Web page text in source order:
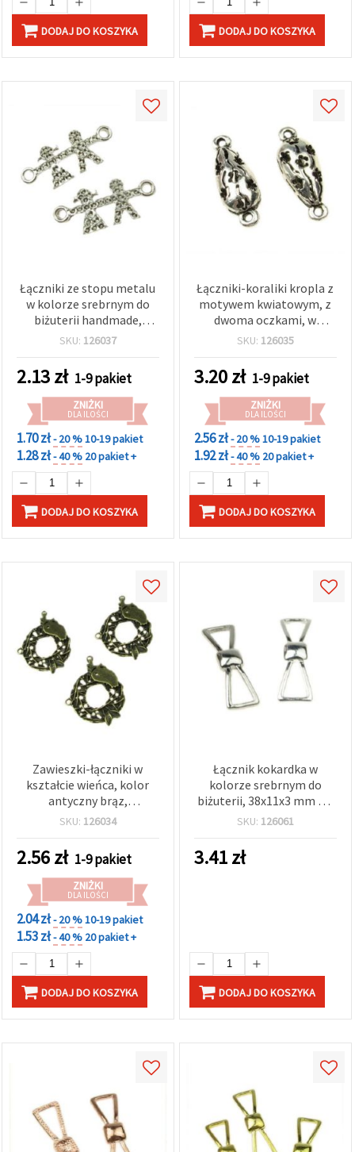
DODAJ DO KOSZYKA DODAJ DO KOSZYKA
Łączniki ze stopu metalu
w kolorze srebrnym do
biżuterii handmade,
10×23×2 mm, otwór 2
SKU: 126037
2.13zł 1-9 pakiet
ZNIŻKI
DLA ILOŚCI
1.70 zł- 20 %10-19 pakiet
1.28 zł- 40 % 20 pakiet +
DODAJ DO KOSZYKA
Łączniki-koraliki kropla z
motywem kwiatowym, z
dwoma oczkami, w
kolorze starego srebra,
mm, 2 szt.
SKU: 126035
3.20zł 1-9 pakiet
ZNIŻKI
DLA ILOŚCI
2.56 zł- 20 %10-19 pakiet
1.92 zł- 40 % 20 pakiet +
DODAJ DO KOSZYKA
Zawieszki-łączniki w
kształcie wieńca, kolor
antyczny brąz,
półfabrykaty jubilerskie
mm, otwór 1,5 mm,
opakowanie 5 szt.
SKU: 126034
2.56zł 1-9 pakiet
ZNIŻKI
DLA ILOŚCI
2.04 zł- 20 %10-19 pakiet
1.53 zł- 40 % 20 pakiet +
DODAJ DO KOSZYKA
Łącznik kokardka w
kolorze srebrnym do
biżuterii, 38x11x3 mm – 2
sztuki
SKU: 126061
3.41zł
DODAJ DO KOSZYKA